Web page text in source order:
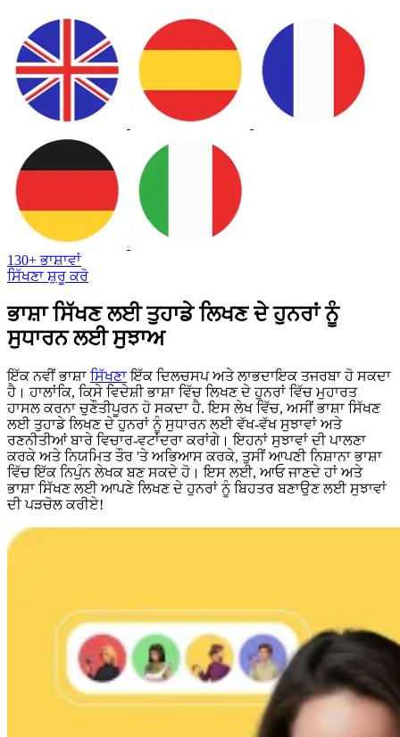
130+ ਭਾਸ਼ਾਵਾਂ
ਸਿੱਖਣਾ ਸ਼ੁਰੂ ਕਰੋ
ਭਾਸ਼ਾ ਸਿੱਖਣ ਲਈ ਤੁਹਾਡੇ ਲਿਖਣ ਦੇ ਹੁਨਰਾਂ ਨੂੰ
ਸੁਧਾਰਨ ਲਈ ਸੁਝਾਅ
ਇੱਕ ਨਵੀਂ ਭਾਸ਼ਾ ਸਿੱਖਣਾਇੱਕ ਦਿਲਚਸਪ ਅਤੇ ਲਾਭਦਾਇਕ ਤਜਰਬਾ ਹੋ ਸਕਦਾ
ਹੈ। ਹਾਲਾਂਕਿ, ਕਿਸੇ ਵਿਦੇਸ਼ੀ ਭਾਸ਼ਾ ਵਿੱਚ ਲਿਖਣ ਦੇ ਹੁਨਰਾਂ ਵਿੱਚ ਮੁਹਾਰਤ
ਹਾਸਲ ਕਰਨਾ ਚੁਣੌਤੀਪੂਰਨ ਹੋ ਸਕਦਾ ਹੈ. ਇਸ ਲੇਖ ਵਿੱਚ, ਅਸੀਂ ਭਾਸ਼ਾ ਸਿੱਖਣ
ਲਈ ਤੁਹਾਡੇ ਲਿਖਣ ਦੇ ਹੁਨਰਾਂ ਨੂੰ ਸੁਧਾਰਨ ਲਈ ਵੱਖ-ਵੱਖ ਸੁਝਾਵਾਂ ਅਤੇ
ਰਣਨੀਤੀਆਂ ਬਾਰੇ ਵਿਚਾਰ-ਵਟਾਂਦਰਾ ਕਰਾਂਗੇ। ਇਹਨਾਂ ਸੁਝਾਵਾਂ ਦੀ ਪਾਲਣਾ
ਕਰਕੇ ਅਤੇ ਨਿਯਮਿਤ ਤੌਰ 'ਤੇ ਅਭਿਆਸ ਕਰਕੇ, ਤੁਸੀਂ ਆਪਣੀ ਨਿਸ਼ਾਨਾ ਭਾਸ਼ਾ
ਵਿੱਚ ਇੱਕ ਨਿਪੁੰਨ ਲੇਖਕ ਬਣ ਸਕਦੇ ਹੋ। ਇਸ ਲਈ, ਆਓ ਜਾਣਦੇ ਹਾਂ ਅਤੇ
ਭਾਸ਼ਾ ਸਿੱਖਣ ਲਈ ਆਪਣੇ ਲਿਖਣ ਦੇ ਹੁਨਰਾਂ ਨੂੰ ਬਿਹਤਰ ਬਣਾਉਣ ਲਈ ਸੁਝਾਵਾਂ
ਦੀ ਪੜਚੋਲ ਕਰੀਏ!